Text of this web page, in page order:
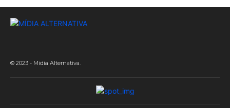
© 2023 - Midia Alternativa.